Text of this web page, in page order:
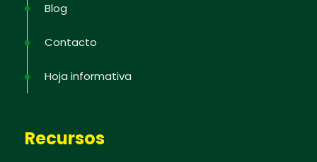
Blog
Contacto
Hoja informativa
Recursos
para proteger y defender tus derechos, videos